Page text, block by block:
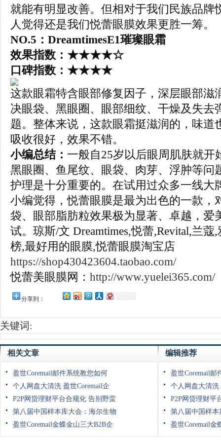
就能有明显改善。但相对于我们民族品牌
人觉得还是我们悦蕾眼膜效果更胜一筹。
NO.5： DreamtimesE1璀璨眼霜
效果指数：★★★★☆
口碑指数：★★★★
这款眼霜特含眼部修复因子，深层眼部滋
决眼袋、黑眼圈、眼部细纹、干燥及失去
题。整体来说，这款眼霜挺滋润的，味道
吸收很好，效果不错。
小编总结： 一般自25岁以后眼周肌肤就开
黑眼圈、鱼尾纹、眼袋、肉芽、浮肿等问
护理是十分重要的。在试用过众多一线大
小编觉得，悦蕾眼膜是最为出色的一款，
袋、眼部脂肪粒效果极为显著、卓越，爱
试。琼斯/文 Dreamtimes,悦蕾,Revital,兰
榜,最好用的眼膜,悦蕾眼膜淘宝店
https://shop430423604.taobao.com/
悦蕾美眼膜网： http://www.yuelei365.com/
分享到：
关键词:
相关文章
盈世Coremail邮件系统教您如何
个人网盘大清洗 盈世Coremail企
P2P网贷理财平台合规化 告别野蛮
第八届中国样本库大会：海尔生物
盈世Coremail金蝶金山三大B2B企
编辑推荐
盈世Coremail邮
个人网盘大清洗
P2P网贷理财平
第八届中国样
盈世Coremail金